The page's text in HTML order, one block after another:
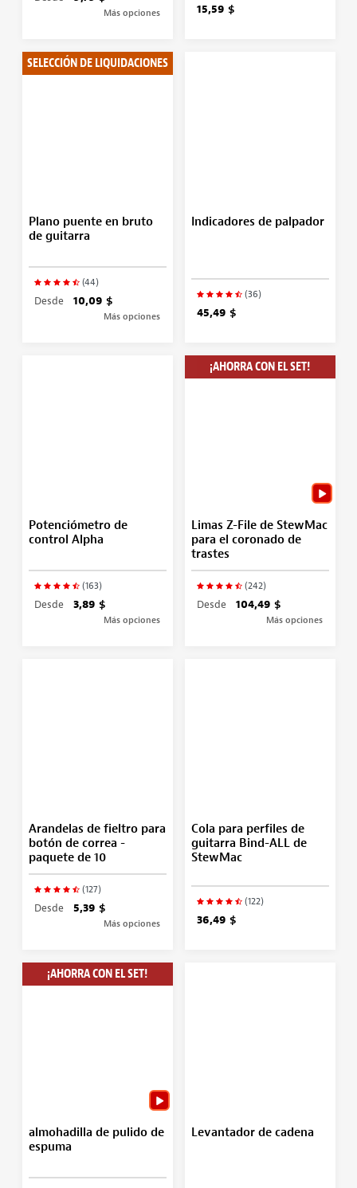
Más opciones 15,59 $
SELECCIÓN DE LIQUIDACIONES
Plano puente en bruto
de guitarra
(44)
Desde 10,09 $
Más opciones
Indicadores de palpador
(36)
45,49 $
Potenciómetro de
control Alpha
(163)
Desde 3,89 $
Más opciones
¡AHORRA CON EL SET!
Limas Z-File de StewMac
para el coronado de
trastes
(242)
Desde 104,49 $
Más opciones
Arandelas de fieltro para
botón de correa -
paquete de 10
(127)
Desde 5,39 $
Más opciones
Cola para perfiles de
guitarra Bind-ALL de
StewMac
(122)
36,49 $
¡AHORRA CON EL SET!
almohadilla de pulido de
espuma
Levantador de cadena